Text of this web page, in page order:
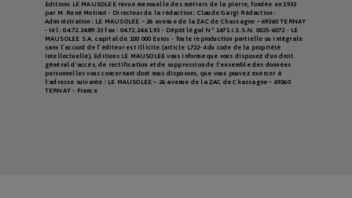
Editions LE MAUSOLEE revue mensuelle des métiers de la pierre, fondée en 1933
par M. René Motinot - Directeur de la rédaction : Claude Gargi Rédaction -
Administration : LE MAUSOLEE – 26 avenue de la ZAC de Chassagne – 69360 TERNAY
- tél : 04.72.24.89.33 fax : 04.72.24.61.93 - Dépôt légal N° 1471 I.S.S.N. 0025-6072 - LE
MAUSOLEE S.A. capital de 100 000 Euros - Toute reproduction partielle ou intégrale
sans l’accord de l’éditeur est illicite (article L722-4 du code de la propriété
intellectuelle). Editions LE MAUSOLEE vous informe que vous disposez d'un droit
général d'accès, de rectification et de suppression de l'ensemble des données
personnelles vous concernant dont nous disposons, que vous pouvez exercer à
l'adresse suivante : LE MAUSOLEE – 26 avenue de la ZAC de Chassagne – 69360
TERNAY - France